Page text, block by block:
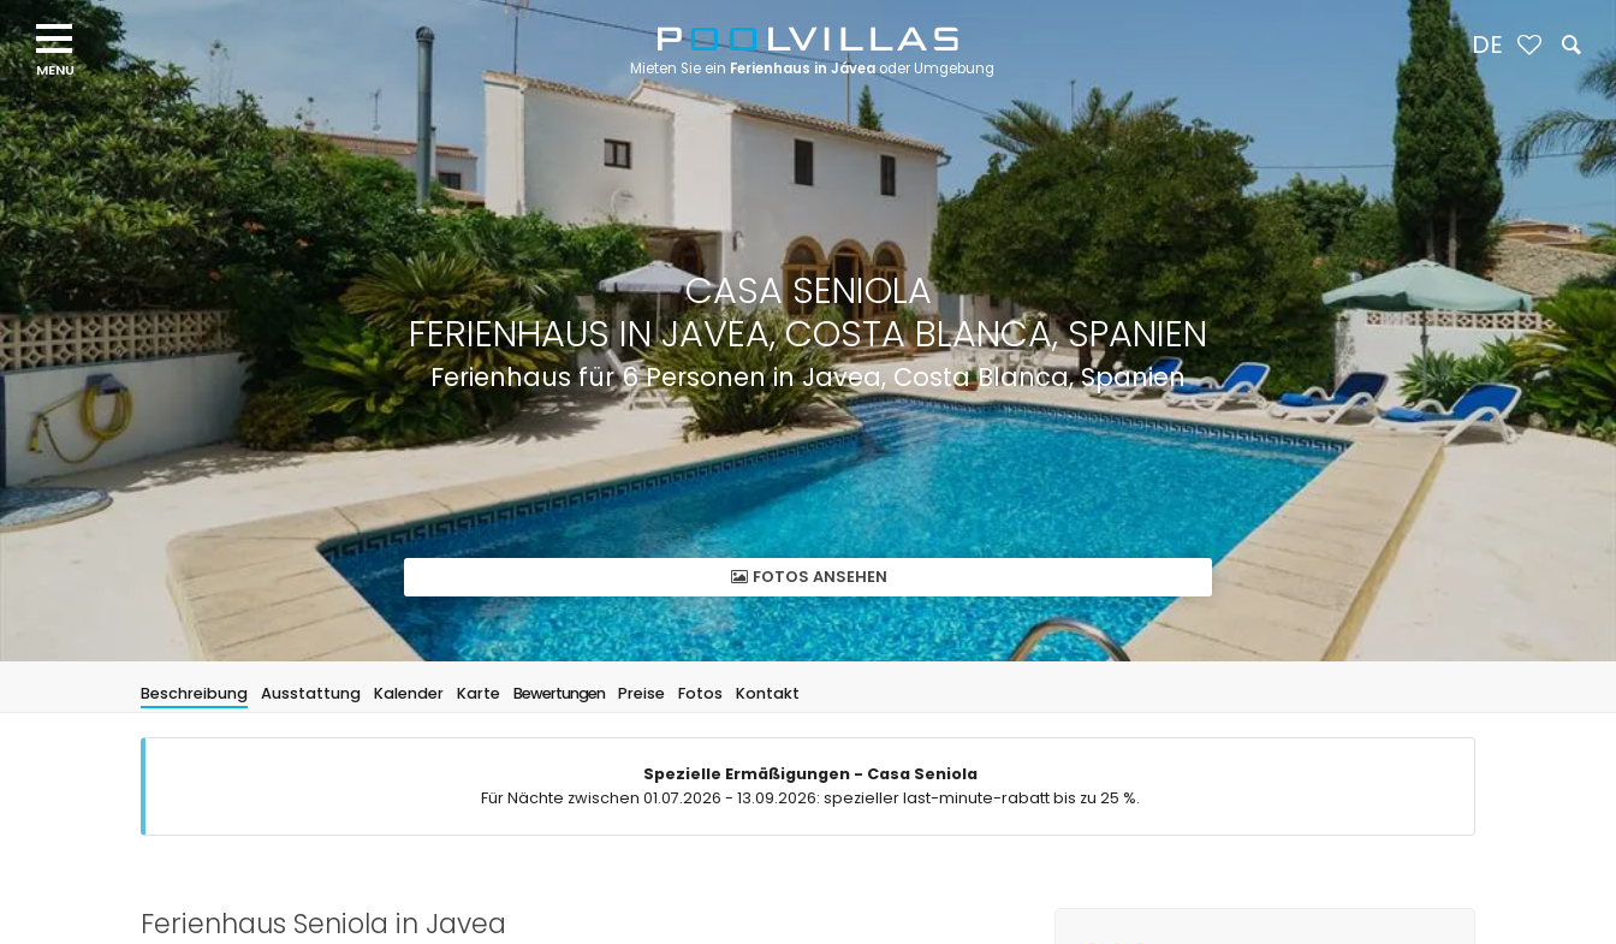
CASA SENIOLA
FERIENHAUS IN JAVEA, COSTA BLANCA, SPANIEN
Ferienhaus für 6 Personen in Javea, Costa Blanca, Spanien
FOTOS ANSEHEN
Beschreibung Ausstattung Kalender Karte Bewertungen Preise Fotos Kontakt
Spezielle Ermäßigungen - Casa Seniola
Für Nächte zwischen 01.07.2026 - 13.09.2026: spezieller last-minute-rabatt bis zu 25 %.
Ferienhaus Seniola in Javea
Mieten Sie ein Ferienhaus in Jáveaoder Umgebung
DE
Navigation
menu